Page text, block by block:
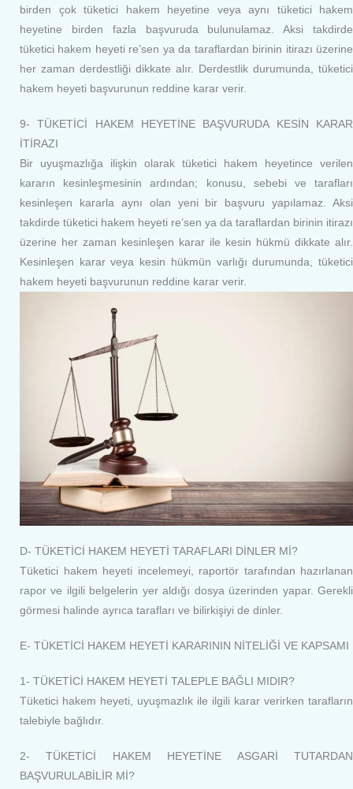
birden çok tüketici hakem heyetine veya aynı tüketici hakem
heyetine birden fazla başvuruda bulunulamaz. Aksi takdirde
tüketici hakem heyeti re’sen ya da taraflardan birinin itirazı üzerine
her zaman derdestliği dikkate alır. Derdestlik durumunda, tüketici
hakem heyeti başvurunun reddine karar verir.
9- TÜKETİCİ HAKEM HEYETİNE BAŞVURUDA KESİN KARAR
İTİRAZI
Bir uyuşmazlığa ilişkin olarak tüketici hakem heyetince verilen
kararın kesinleşmesinin ardından; konusu, sebebi ve tarafları
kesinleşen kararla aynı olan yeni bir başvuru yapılamaz. Aksi
takdirde tüketici hakem heyeti re’sen ya da taraflardan birinin itirazı
üzerine her zaman kesinleşen karar ile kesin hükmü dikkate alır.
Kesinleşen karar veya kesin hükmün varlığı durumunda, tüketici
hakem heyeti başvurunun reddine karar verir.
D- TÜKETİCİ HAKEM HEYETİ TARAFLARI DİNLER Mİ?
Tüketici hakem heyeti incelemeyi, raportör tarafından hazırlanan
rapor ve ilgili belgelerin yer aldığı dosya üzerinden yapar. Gerekli
görmesi halinde ayrıca tarafları ve bilirkişiyi de dinler.
E- TÜKETİCİ HAKEM HEYETİ KARARININ NİTELİĞİ VE KAPSAMI
1- TÜKETİCİ HAKEM HEYETİ TALEPLE BAĞLI MIDIR?
Tüketici hakem heyeti, uyuşmazlık ile ilgili karar verirken tarafların
talebiyle bağlıdır.
2- TÜKETİCİ HAKEM HEYETİNE ASGARİ TUTARDAN
BAŞVURULABİLİR Mİ?